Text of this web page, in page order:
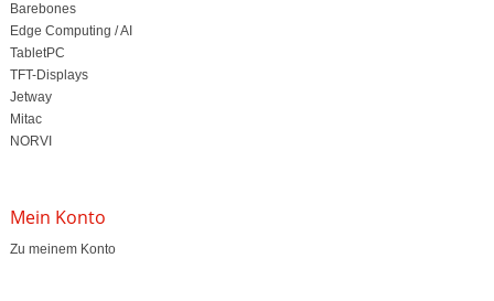
Barebones
Edge Computing / AI
TabletPC
TFT-Displays
Jetway
Mitac
NORVI
Mein Konto
Zu meinem Konto